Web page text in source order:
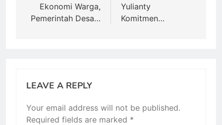
Ekonomi Warga,
Pemerintah Desa…
Yulianty
Komitmen…
LEAVE A REPLY
Your email address will not be published.
Required fields are marked *